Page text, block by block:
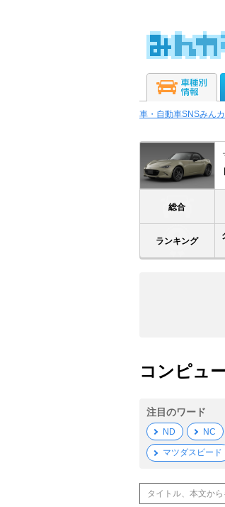
車・自動車SNSみん
総合
ランキング
コンピュ
注目のワード
ND NC
マツダスピード